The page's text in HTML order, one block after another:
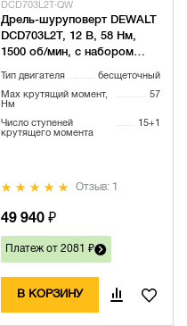
DCD703L2T-QW
Дрель-шуруповерт DEWALT
DCD703L2T, 12 В, 58 Нм,
1500 об/мин, с набором
QW)
Тип двигателя бесщеточный
Max крутящий момент,
Нм
57
Число ступеней
крутящего момента
15+1
Отзыв: 1
49 940 ₽
Платеж от 2081 ₽
В КОРЗИНУ